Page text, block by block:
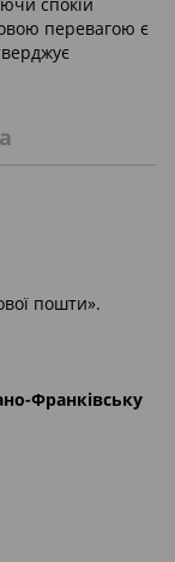
перевагою є
пошти».
Франківську